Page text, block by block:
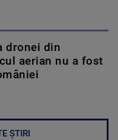
dronei din
aerian nu a fost
ȘTIRI